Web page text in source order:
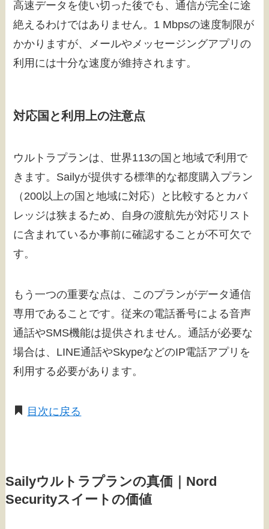
高速データを使い切った後でも、通信が完全に途
絶えるわけではありません。1 Mbpsの速度制限が
かかりますが、メールやメッセージングアプリの
利用には十分な速度が維持されます。
対応国と利用上の注意点
ウルトラプランは、世界113の国と地域で利用で
きます。Sailyが提供する標準的な都度購入プラン
（200以上の国と地域に対応）と比較するとカバ
レッジは狭まるため、自身の渡航先が対応リスト
に含まれているか事前に確認することが不可欠で
す。
もう一つの重要な点は、このプランがデータ通信
専用であることです。従来の電話番号による音声
通話やSMS機能は提供されません。通話が必要な
場合は、LINE通話やSkypeなどのIP電話アプリを
利用する必要があります。
目次に戻る
Sailyウルトラプランの真価｜Nord
Securityスイートの価値